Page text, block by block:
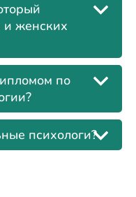
женских
по
психологи?